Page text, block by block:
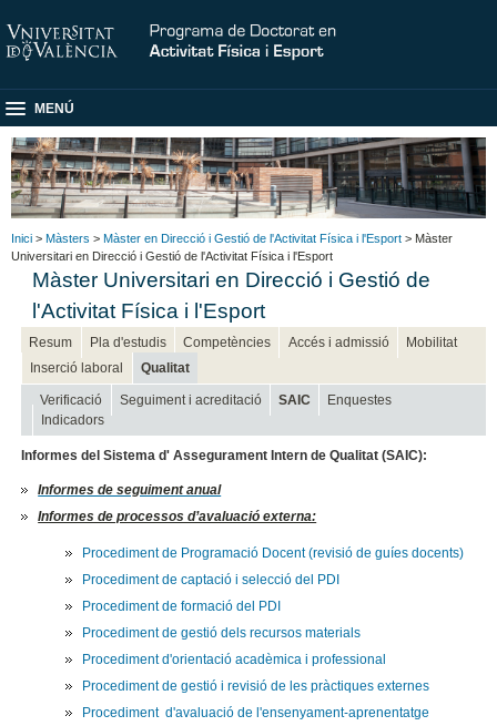
MENÚ
Inici > Màsters > Màster en Direcció i Gestió de l'Activitat Física i l'Esport > Màster
Universitari en Direcció i Gestió de l'Activitat Física i l'Esport
Màster Universitari en Direcció i Gestió de
l'Activitat Física i l'Esport
Resum Pla d'estudis Competències Accés i admissió
Mobilitat
Inserció laboral
Qualitat
Verificació Seguiment i acreditació SAIC
Enquestes
Indicadors
Informes del Sistema d' Assegurament Intern de Qualitat (SAIC):
Informes de seguiment anual
Informes de processos d’avaluació externa:
Procediment de Programació Docent (revisió de guíes docents)
Procediment de captació i selecció del PDI
Procediment de formació del PDI
Procediment de gestió dels recursos materials
Procediment d'orientació acadèmica i professional
Procediment de gestió i revisió de les pràctiques externes
Procediment d'avaluació de l'ensenyament-aprenentatge